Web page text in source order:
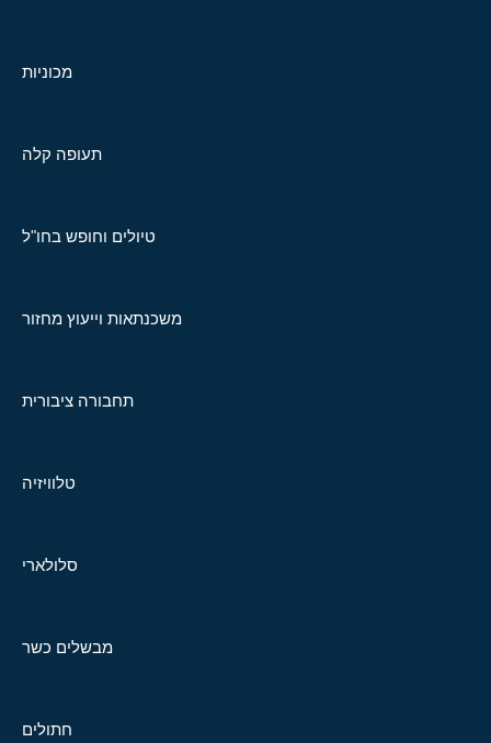
מכוניות
תעופה קלה
טיולים וחופש בחו"ל
משכנתאות וייעוץ מחזור
תחבורה ציבורית
טלוויזיה
סלולארי
מבשלים כשר
חתולים